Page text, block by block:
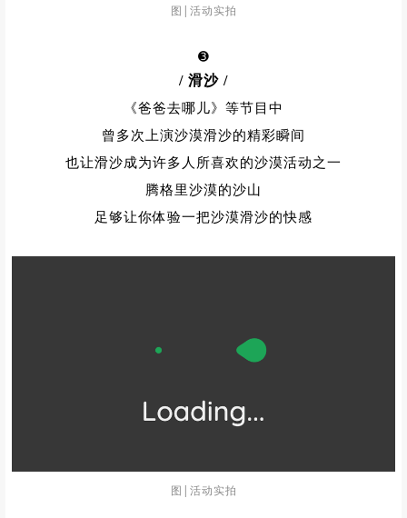
图|活动实拍
/ 滑沙
《爸爸去哪儿》等节目中
曾多次上演沙漠滑沙的精彩瞬间
也让滑沙成为许多人所喜欢的沙漠活动之一
腾格里沙漠的沙山
足够让你体验一把沙漠滑沙的快感